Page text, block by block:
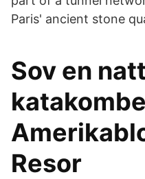
Paris' ancient stone
Sov en
Resor